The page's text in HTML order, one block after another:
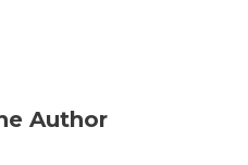
Author